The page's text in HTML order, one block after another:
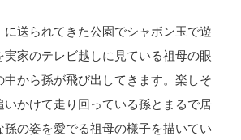
に送られてきた公園でシャボン玉で遊
実家のテレビ越しに見ている祖母の眼
中から孫が飛び出してきます。楽しそ
いかけて走り回っている孫とまるで居
孫の姿を愛でる祖母の様子を描いてい